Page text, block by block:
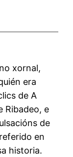
xornal,
era
de A
Ribadeo, e
de
en
historia.